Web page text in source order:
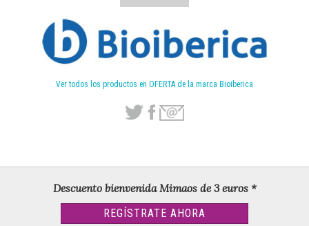
Ver todos los productos en OFERTA de la marca Bioiberica
Descuento bienvenida Mimaos de 3 euros *
REGÍSTRATE AHORA